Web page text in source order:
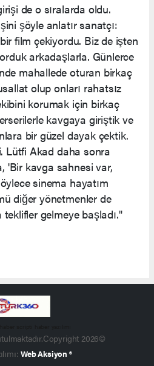
de o sıralarda oldu.
şöyle anlatır sanatçı:
film çekiyordu. Biz de işten
arkadaşlarla. Günlerce
mahallede oturan birkaç
olup onları rahatsız
korumak için birkaç
kavgaya giriştik ve
bir güzel dayak çektik.
Lütfi Akad daha sonra
'Bir kavga sahnesi var,
sinema hayatım
diğer yönetmenler de
teklifler gelmeye başladı."
2026©
Web Aksiyon ®